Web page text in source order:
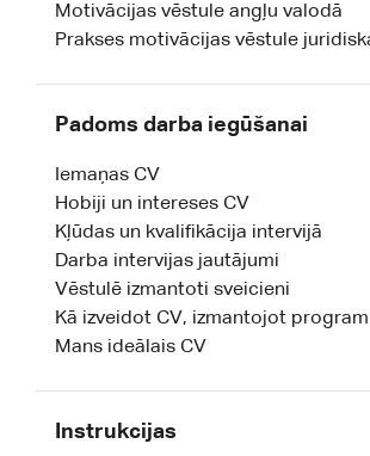
Motivācijas vēstule angļu valodā
Prakses motivācijas vēstule
Padoms darba iegūšanai
Iemaņas CV
Hobiji un intereses CV
Kļūdas un kvalifikācija intervijā
Darba intervijas jautājumi
Vēstulē izmantoti sveicieni
Kā izveidot CV, izmantojot
Mans ideālais CV
Instrukcijas